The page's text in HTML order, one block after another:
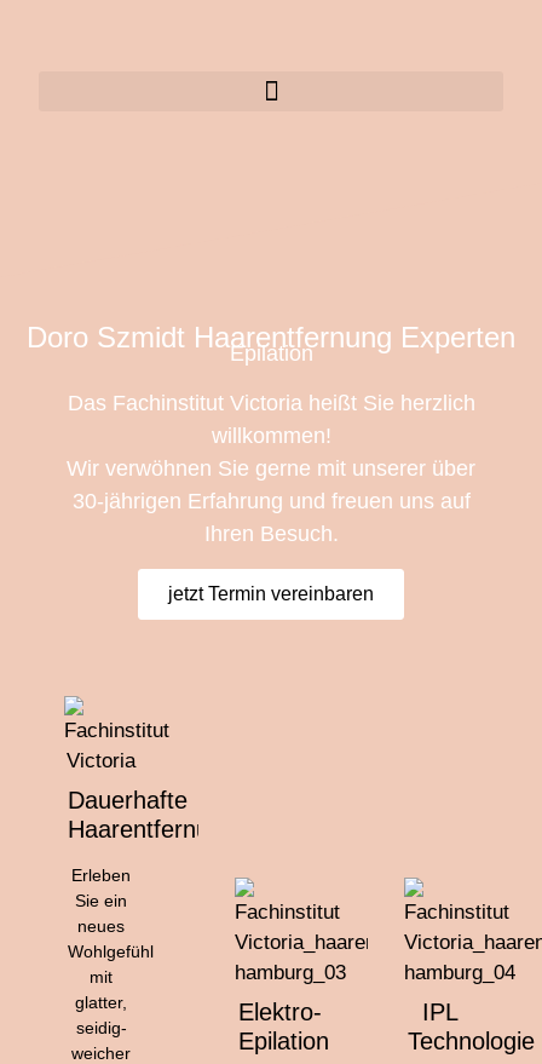
Doro Szmidt Haarentfernung Experten
Epilation
Das Fachinstitut Victoria heißt Sie herzlich
willkommen!
Wir verwöhnen Sie gerne mit unserer über
30-jährigen Erfahrung und freuen uns auf
Ihren Besuch.
jetzt Termin vereinbaren
Dauerhafte
Haarentfernung
Erleben
Sie ein
neues
Wohlgefühl
mit
glatter,
seidig-
weicher
Elektro-
Epilation
IPL
Technologie